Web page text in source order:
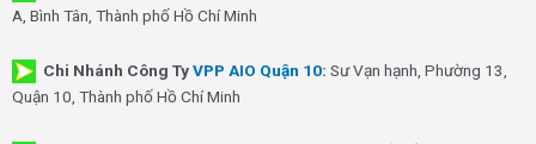
A, Bình Tân, Thành phố Hồ Chí Minh
Chi Nhánh Công TyVPP AIO Quận 10: Sư Vạn hạnh, Phường 13,
Quận 10, Thành phố Hồ Chí Minh